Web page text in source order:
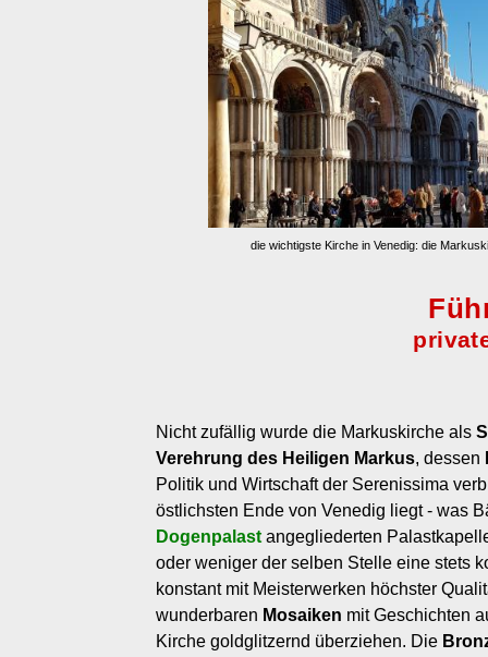
die wichtigste Kirche in Venedig: die
Nicht zufällig wurde die Markuskirche als
Verehrung des Heiligen Markus, dessen
Politik und Wirtschaft der Serenissima
östlichsten Ende von Venedig liegt - was
Dogenpalastangegliederten
oder weniger der selben Stelle eine stets
konstant mit Meisterwerken höchster
wunderbaren Mosaiken mit Geschichten
Kirche goldglitzernd überziehen. Die